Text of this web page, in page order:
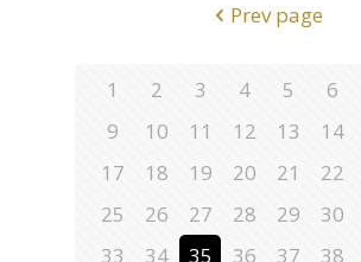
Prev page
1 2 3 4 5 6
9
10 11 12 13 14
17
18 19 20 21 22
25
26 27 28 29 30
33
34 35 36 37 38